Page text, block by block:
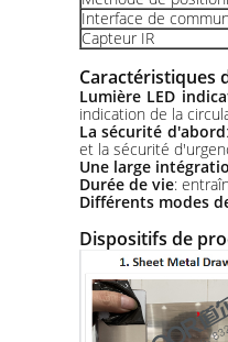
Interface de
Capteur IR
Caractéristiques
Lumière LED
indication de la
La sécurité d'abord
et la sécurité
Une large
Durée de vie:
Différents modes
Dispositifs de